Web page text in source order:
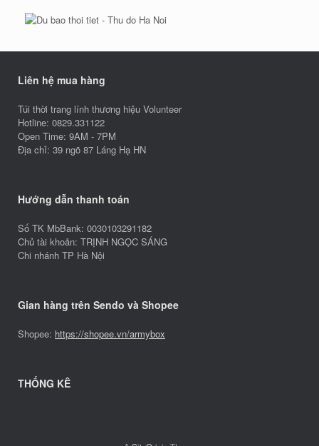
Liên hệ mua hàng
Túi thời trang lính thương hiệu Volunteer
Hotline: 0829.331122
Open Time: 9AM - 7PM
Địa chỉ: 39 ngõ 87 Láng Hạ HN
Hướng dẫn thanh toán
Số TK MbBank: 0030103291182
Chủ tài khoản: TRỊNH NGỌC SÁNG
Chi nhánh TP Hà Nội
Gian hàng trên Sendo và Shopee
Shopee: https://shopee.vn/armybox
THỐNG KÊ